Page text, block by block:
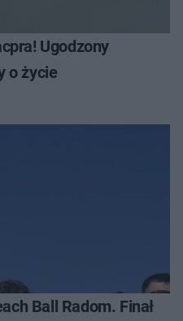
Ugodzony
o życie
Ball Radom. Finał